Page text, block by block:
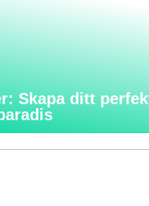
Skapa ditt